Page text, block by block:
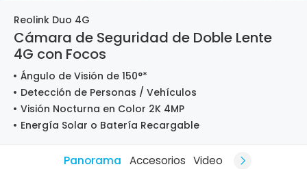
Reolink Duo 4G
Cámara de Seguridad de Doble Lente
4G con Focos
Ángulo de Visión de 150°*
Detección de Personas / Vehículos
Visión Nocturna en Color 2K 4MP
Energía Solar o Batería Recargable
Panorama Accesorios Video